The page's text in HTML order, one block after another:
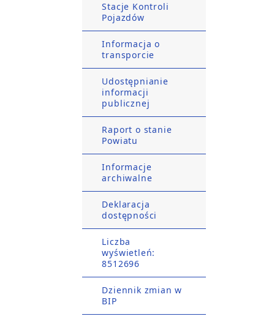
Stacje Kontroli
Pojazdów
Informacja o
transporcie
Udostępnianie
informacji
publicznej
Raport o stanie
Powiatu
Informacje
archiwalne
Deklaracja
dostępności
Liczba
wyświetleń:
8512696
Dziennik zmian w
BIP